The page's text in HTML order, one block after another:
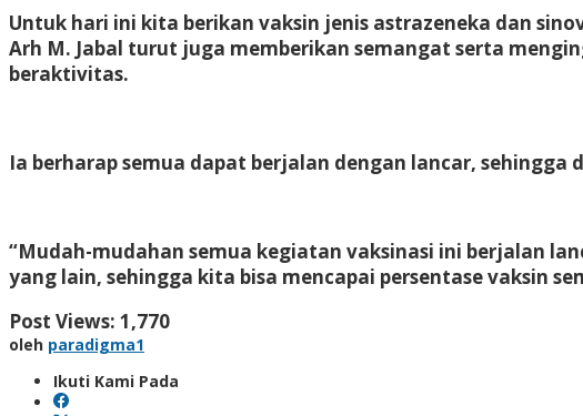
Untuk hari ini kita berikan vaksin jenis astrazeneka dan
Arh M. Jabal turut juga memberikan semangat serta
beraktivitas.
Ia berharap semua dapat berjalan dengan lancar,
“Mudah-mudahan semua kegiatan vaksinasi ini berjalan
yang lain, sehingga kita bisa mencapai persentase vaksin
Post Views: 1,770
oleh paradigma1
Ikuti Kami Pada